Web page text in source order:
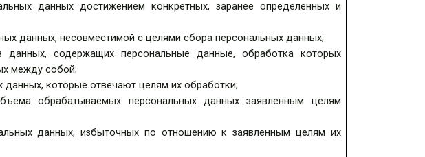
данных достижением конкретных, заранее определенных и
данных, несовместимой с целями сбора персональных данных;
данных, содержащих персональные данные, обработка которых
между собой;
данных, которые отвечают целям их обработки;
обрабатываемых персональных данных заявленным целям
данных, избыточных по отношению к заявленным целям их